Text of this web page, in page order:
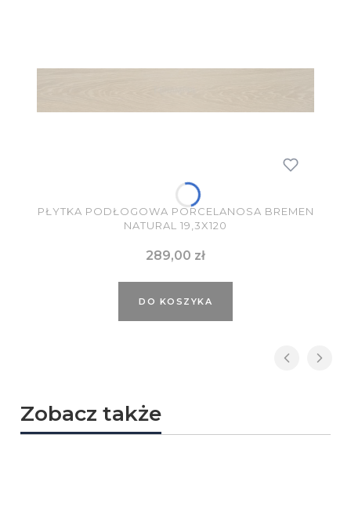
PŁYTKA PODŁOGOWA PORCELANOSA BREMEN
NATURAL 19,3X120
Cena
289,00 zł
DO KOSZYKA
Zobacz także